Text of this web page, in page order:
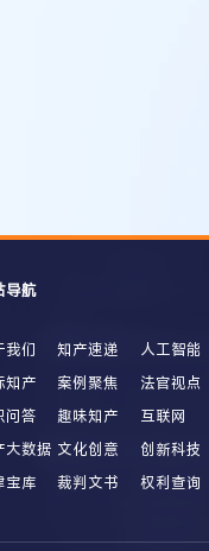
导航
我们 知产速递 人工智能
知产
案例聚焦 法官视点
问答
趣味知产 互联网
大数据 文化创意 创新科技
宝库
裁判文书 权利查询